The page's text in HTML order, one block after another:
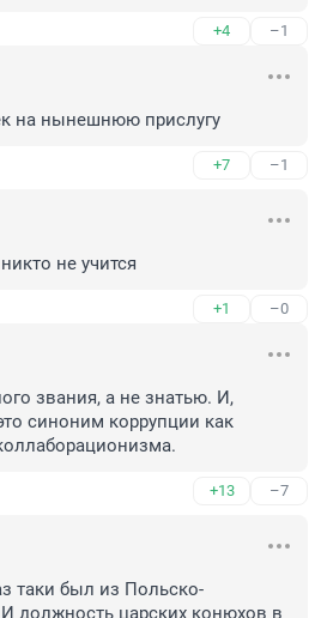
+4 –1
на нынешнюю прислугу
+7 –1
не учится
+1 –0
звания, а не знатью. И,
синоним коррупции как
+13 –7
таки был из Польско-
должность царских конюхов в